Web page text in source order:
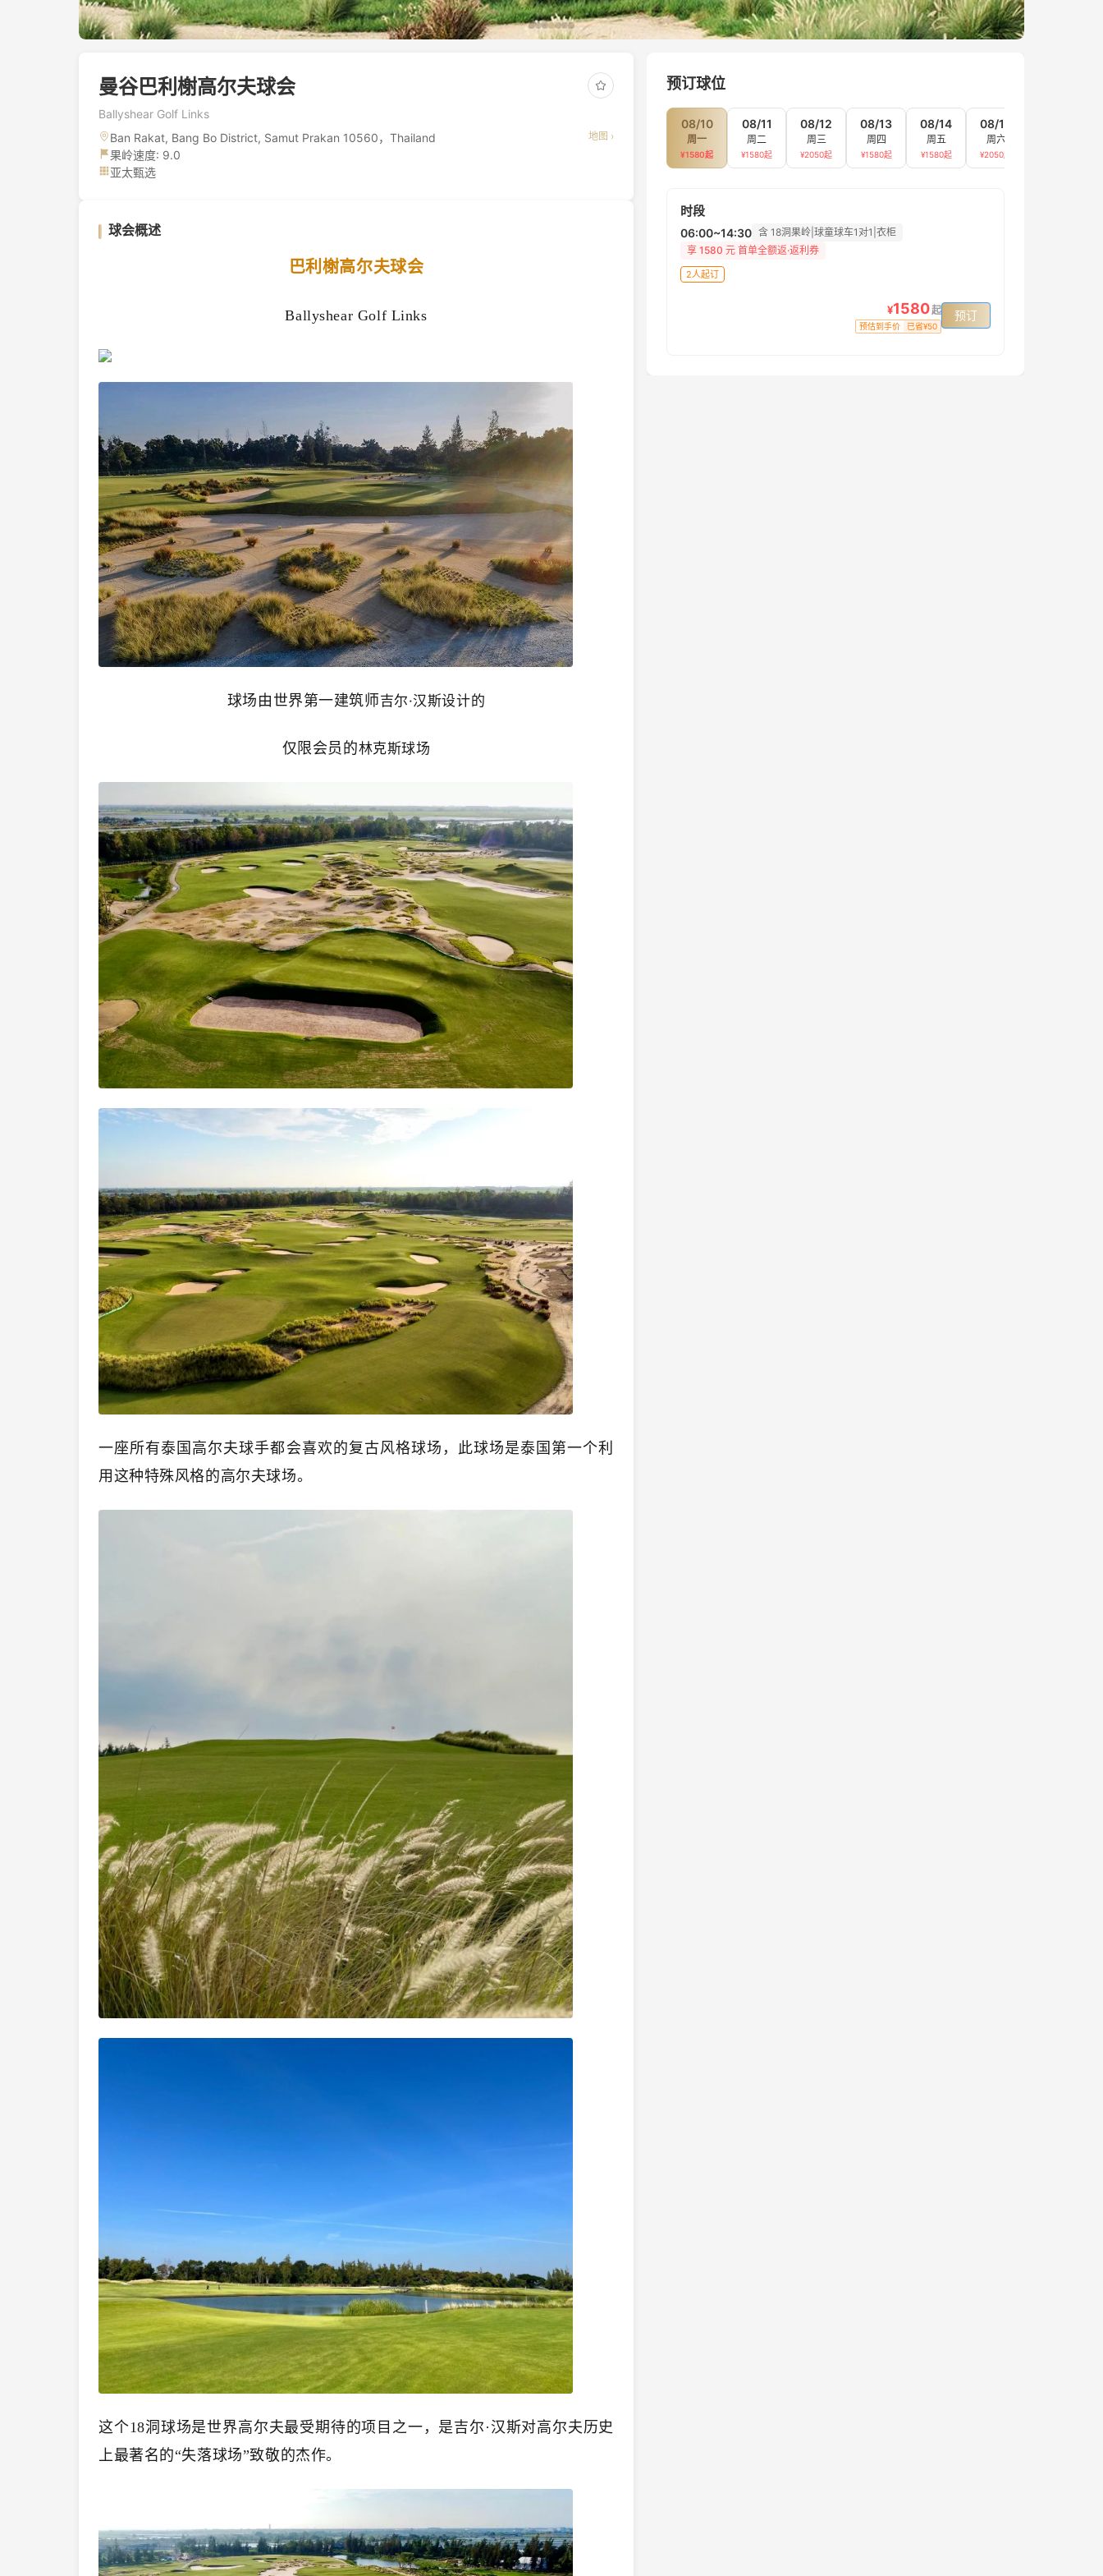
曼谷巴利榭高尔夫球会
Ballyshear Golf Links
Ban Rakat, Bang Bo District, Samut Prakan 10560，Thailand
地图 ›
果岭速度: 9.0
亚太甄选
球会概述
巴利榭高尔夫球会
Ballyshear Golf Links
球场由世界第一建筑师吉尔·汉斯设计的
仅限会员的林克斯球场
一座所有泰国高尔夫球手都会喜欢的复古风格球场，此球场是泰国第一个利
用这种特殊风格的高尔夫球场。
这个18洞球场是世界高尔夫最受期待的项目之一，是吉尔·汉斯对高尔夫历史
上最著名的“失落球场”致敬的杰作。
预订球位
08/10
周一
¥1580起
08/11
周二
¥1580起
08/12
周三
¥2050起
08/13
周四
¥1580起
08/14
周五
¥1580起
08/15
周六
¥2050起
时段
06:00~14:30 含 18洞果岭|球童球车1对1|衣柜
享 1580 元 首单全额返·返利券
2人起订
¥1580起
预估到手价 已省¥50
预订